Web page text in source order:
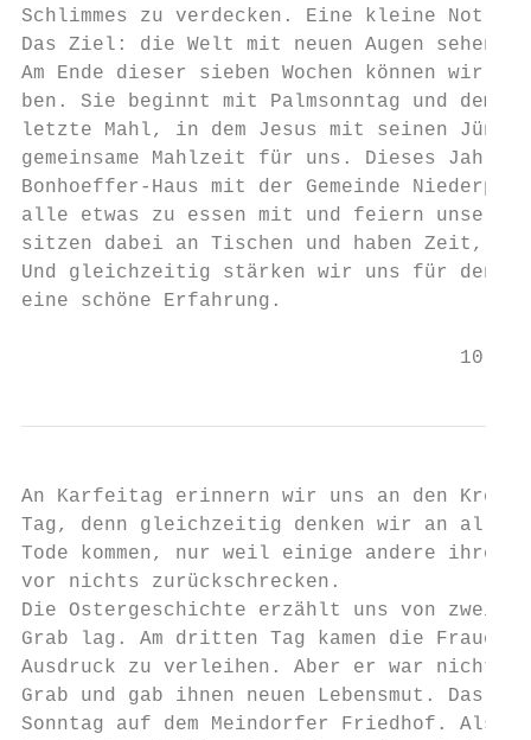
Schlimmes zu verdecken. Eine kleine
Das Ziel: die Welt mit neuen Augen sehen.
Am Ende dieser sieben Wochen können wir
ben. Sie beginnt mit Palmsonntag und dem
letzte Mahl, in dem Jesus mit seinen
gemeinsame Mahlzeit für uns. Dieses
Bonhoeffer-Haus mit der Gemeinde
alle etwas zu essen mit und feiern unseren
sitzen dabei an Tischen und haben Zeit,
Und gleichzeitig stärken wir uns für den
eine schöne Erfahrung.
                                     10
An Karfeitag erinnern wir uns an den
Tag, denn gleichzeitig denken wir an all
Tode kommen, nur weil einige andere ihre
vor nichts zurückschrecken.
Die Ostergeschichte erzählt uns von zwei
Grab lag. Am dritten Tag kamen die Frauen
Ausdruck zu verleihen. Aber er war nicht
Grab und gab ihnen neuen Lebensmut. Das
Sonntag auf dem Meindorfer Friedhof. Als